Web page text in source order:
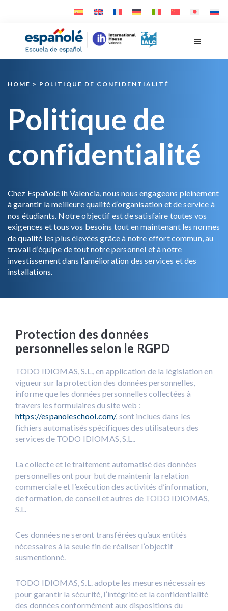
contentEspañolé
HOME > POLITIQUE DE CONFIDENTIALITÉ
Politique de
confidentialité
Chez Españolé Ih Valencia, nous nous engageons pleinement
à garantir la meilleure qualité d’organisation et de service à
nos étudiants. Notre objectif est de satisfaire toutes vos
exigences et tous vos besoins tout en maintenant les normes
de qualité les plus élevées grâce à notre effort commun, au
travail d’équipe de tout notre personnel et à notre
investissement dans l’amélioration des services et des
installations.
Protection des données
personnelles selon le RGPD
TODO IDIOMAS, S.L., en application de la législation en
vigueur sur la protection des données personnelles,
informe que les données personnelles collectées à
travers les formulaires du site web :
https://espanoleschool.com/, sont inclues dans les
fichiers automatisés spécifiques des utilisateurs des
services de TODO IDIOMAS, S.L..
La collecte et le traitement automatisé des données
personnelles ont pour but de maintenir la relation
commerciale et l’exécution des activités d’information,
de formation, de conseil et autres de TODO IDIOMAS,
S.L.
Ces données ne seront transférées qu’aux entités
nécessaires à la seule fin de réaliser l’objectif
susmentionné.
TODO IDIOMAS, S.L. adopte les mesures nécessaires
pour garantir la sécurité, l’intégrité et la confidentialité
des données conformément aux dispositions du